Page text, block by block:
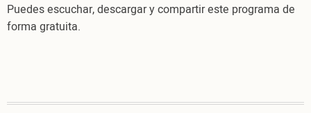
Puedes escuchar, descargar y compartir este programa de
forma gratuita.